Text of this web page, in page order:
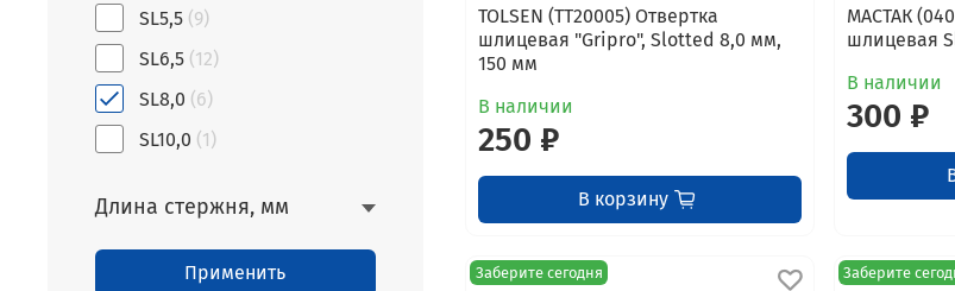
TOLSEN (TT20005) Отвертка
шлицевая "Gripro", Slotted 8,0 мм,
150 мм
В наличии
250 ₽
В корзину
МАСТАК
шлицевая
В наличии
300 ₽
Заберите сегодня Заберите
SL5,5 (9)
SL6,5 (12)
SL8,0 (6)
SL10,0 (1)
Длина стержня, мм
Применить